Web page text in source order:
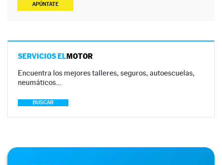
APÚNTATE
SERVICIOS ELMOTOR
Encuentra los mejores talleres, seguros, autoescuelas,
neumáticos…
BUSCAR